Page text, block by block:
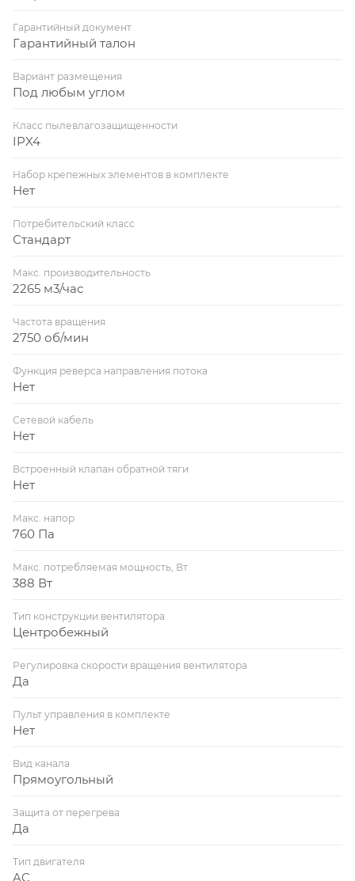
Гарантийный документ
Гарантийный талон
Вариант размещения
Под любым углом
Класс пылевлагозащищенности
IPX4
Набор крепежных элементов в комплекте
Нет
Потребительский класс
Стандарт
Макс. производительность
2265 м3/час
Частота вращения
2750 об/мин
Функция реверса направления потока
Нет
Сетевой кабель
Нет
Встроенный клапан обратной тяги
Нет
Макс. напор
760 Па
Макс. потребляемая мощность, Вт
388 Вт
Тип конструкции вентилятора
Центробежный
Регулировка скорости вращения вентилятора
Да
Пульт управления в комплекте
Нет
Вид канала
Прямоугольный
Защита от перегрева
Да
Тип двигателя
AC